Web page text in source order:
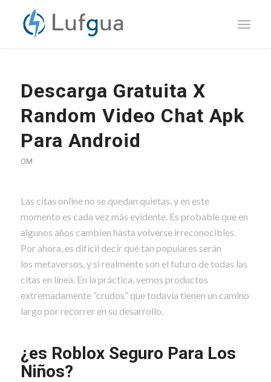
Descarga Gratuita X
Random Video Chat Apk
Para Android
OM
Las citas online no se quedan quietas, y en este
momento es cada vez más evidente. Es probable que en
algunos años cambien hasta volverse irreconocibles.
Por ahora, es difícil decir qué tan populares serán
los metaversos, y si realmente son el futuro de todas las
citas en línea. En la práctica, vemos productos
extremadamente “crudos” que todavía tienen un camino
largo por recorrer en su desarrollo.
¿es Roblox Seguro Para Los
Niños?